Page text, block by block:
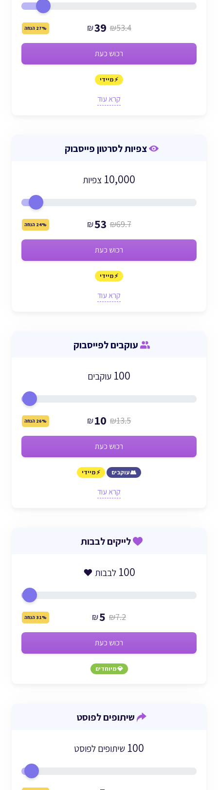
₪39 ₪53.4 27% הנחה
רכוש כעת
⚡ מיידי
קרא עוד
צפיות לסרטון פייסבוק
10,000 צפיות
₪53 ₪69.7 24% הנחה
רכוש כעת
⚡ מיידי
קרא עוד
עוקבים לפייסבוק
100 עוקבים
₪10 ₪13.5 26% הנחה
רכוש כעת
👥 עוקבים ⚡ מיידי
קרא עוד
לייקים לבבות
100 לבבות ❤️
₪5 ₪7.2 31% הנחה
רכוש כעת
💎 מיוחדים
שיתופים לפוסט
100 שיתופים לפוסט